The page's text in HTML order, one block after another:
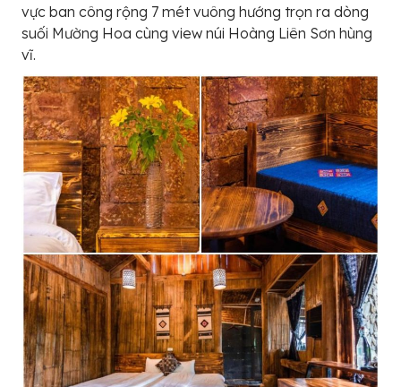
vực ban công rộng 7 mét vuông hướng trọn ra dòng
suối Mường Hoa cùng view núi Hoàng Liên Sơn hùng
vĩ.